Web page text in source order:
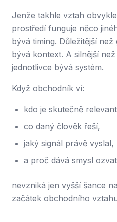
Jenže takhle vztah
prostředí funguje něco
bývá timing. Důležitější
bývá kontext. A silnější
jednotlivce bývá systém.
Když obchodník ví:
kdo je skutečně
co daný člověk řeší,
jaký signál právě vyslal,
a proč dává smysl
nevzniká jen vyšší šance
začátek obchodního